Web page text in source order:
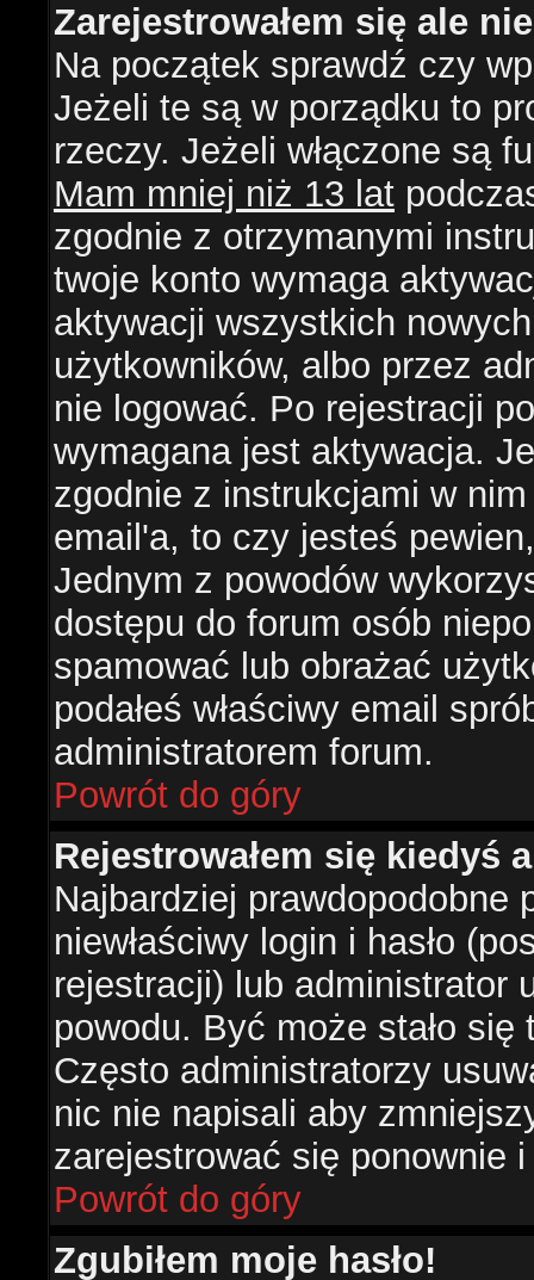
Zarejestrowałem się ale
Na początek sprawdź czy
Jeżeli te są w porządku to
rzeczy. Jeżeli włączone są
Mam mniej niż 13 lat
zgodnie z otrzymanymi
twoje konto wymaga
aktywacji wszystkich
użytkowników, albo przez
nie logować. Po rejestracji
wymagana jest aktywacja.
zgodnie z instrukcjami w
email'a, to czy jesteś
Jednym z powodów
dostępu do forum osób
spamować lub obrażać
podałeś właściwy email
administratorem forum.
Powrót do góry
Rejestrowałem się kiedyś
Najbardziej prawdopodobne
niewłaściwy login i hasło
rejestracji) lub administrator
powodu. Być może stało
Często administratorzy
nic nie napisali aby
zarejestrować się ponownie
Powrót do góry
Zgubiłem moje hasło!